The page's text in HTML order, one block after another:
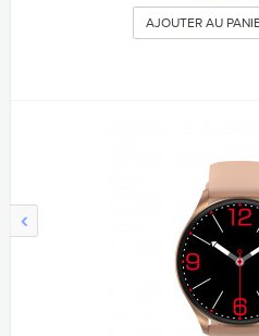
‹
AJOUTER AU